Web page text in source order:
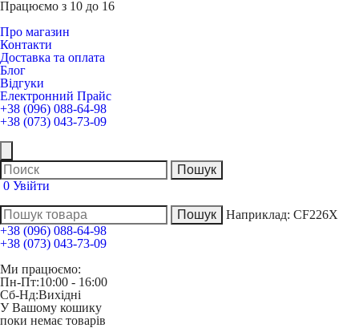
Працюємо з 10 до 16
Про магазин
Контакти
Доставка та оплата
Блог
Відгуки
Електронний Прайс
+38 (096) 088-64-98
+38 (073) 043-73-09
0 Увійти
Наприклад: CF226X
+38 (096) 088-64-98
+38 (073) 043-73-09
Ми працюємо:
Пн-Пт:10:00 - 16:00
Сб-Нд:Вихідні
У Вашому кошику
поки немає товарів